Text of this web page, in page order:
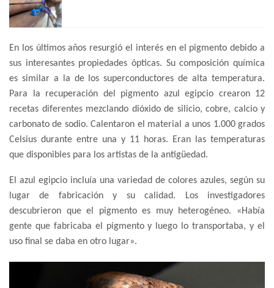
En los últimos años resurgió el interés en el pigmento debido a
sus interesantes propiedades ópticas. Su composición química
es similar a la de los superconductores de alta temperatura.
Para la recuperación del pigmento azul egipcio crearon 12
recetas diferentes mezclando dióxido de silicio, cobre, calcio y
carbonato de sodio. Calentaron el material a unos 1.000 grados
Celsius durante entre una y 11 horas. Eran las temperaturas
que disponibles para los artistas de la antigüedad.
El azul egipcio incluía una variedad de colores azules, según su
lugar de fabricación y su calidad. Los investigadores
descubrieron que el pigmento es muy heterogéneo. «Había
gente que fabricaba el pigmento y luego lo transportaba, y el
uso final se daba en otro lugar».